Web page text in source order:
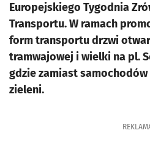
Europejskiego Tygodnia
Transportu. W ramach
form transportu drzwi
tramwajowej i wielki na pl.
gdzie zamiast
zieleni.